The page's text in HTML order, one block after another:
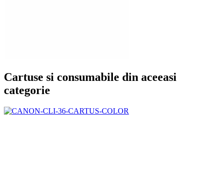
Cartuse si consumabile din aceeasi
categorie